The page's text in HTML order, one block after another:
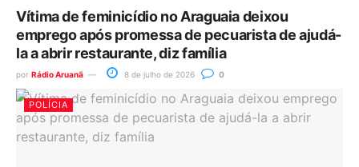
Vítima de feminicídio no Araguaia deixou
emprego após promessa de pecuarista de ajudá-
la a abrir restaurante, diz família
por Rádio Aruanã 8 de julho de 2026 0
POLÍCIA